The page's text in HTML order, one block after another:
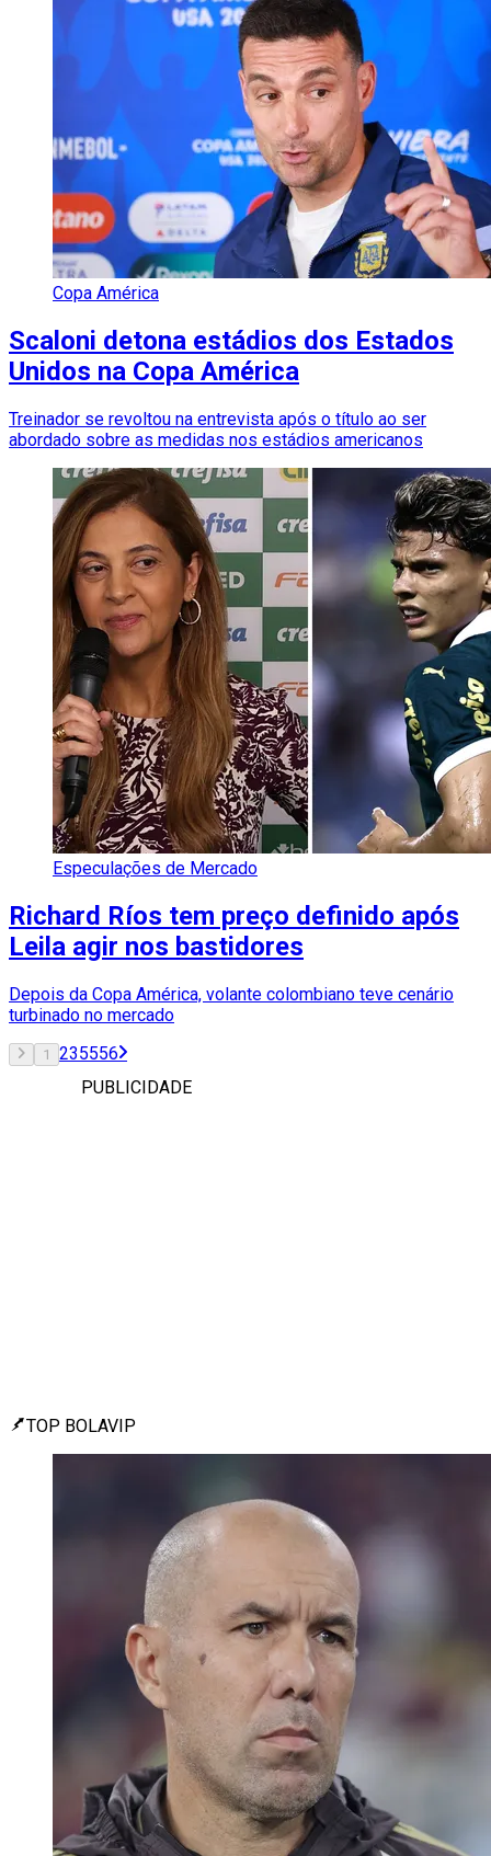
Copa América
Scaloni detona estádios dos Estados
Unidos na Copa América
Treinador se revoltou na entrevista após o título ao ser
abordado sobre as medidas nos estádios americanos
Especulações de Mercado
Richard Ríos tem preço definido após
Leila agir nos bastidores
Depois da Copa América, volante colombiano teve cenário
turbinado no mercado
1 235556
PUBLICIDADE
TOP BOLAVIP